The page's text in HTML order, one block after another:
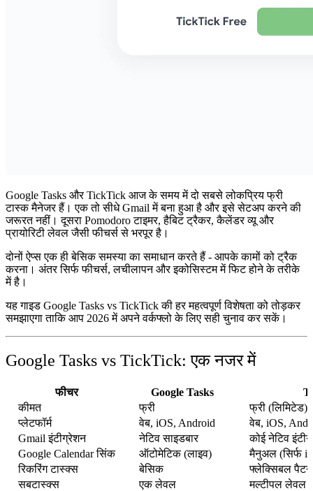
Google Tasks और TickTick आज के समय में दो सबसे लोकप्रिय फ्री
टास्क मैनेजर हैं। एक तो सीधे Gmail में बना हुआ है और इसे सेटअप करने की
जरूरत नहीं। दूसरा Pomodoro टाइमर, हैबिट ट्रैकर, कैलेंडर व्यू और
प्रायोरिटी लेवल जैसी फीचर्स से भरपूर है।
दोनों ऐप्स एक ही बेसिक समस्या का समाधान करते हैं - आपके कामों को ट्रैक
करना। अंतर सिर्फ फीचर्स, लचीलापन और इकोसिस्टम में फिट होने के तरीके
में है।
यह गाइड Google Tasks vs TickTickकी हर महत्वपूर्ण विशेषता को तोड़कर
समझाएगा ताकि आप 2026 में अपने वर्कफ्लो के लिए सही चुनाव कर सकें।
Google Tasks vs TickTick: एक नजर में
फीचर Google Tasks
कीमत
फ्री
फ्री (लिमिटेड)
प्लेटफॉर्म
वेब, iOS, Android
वेब, iOS,
Gmail इंटीग्रेशन
नेटिव साइडबार
कोई नेटिव
Google Calendar सिंक
ऑटोमेटिक (लाइव)
मैनुअल (सिर्फ
रिकरिंग टास्क्स
बेसिक
फ्लेक्सिबल पैटर्न
सबटास्क्स
एक लेवल
मल्टीपल लेवल